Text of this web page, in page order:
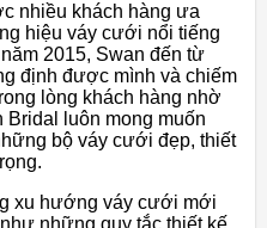
nhiều khách hàng ưa
hiệu váy cưới nổi tiếng
2015, Swan đến từ
định được mình và chiếm
lòng khách hàng nhờ
luôn mong muốn
bộ váy cưới đẹp, thiết
xu hướng váy cưới mới